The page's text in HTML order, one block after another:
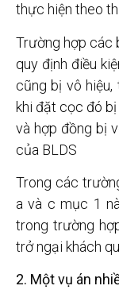
thực hiện theo
Trường hợp các
quy định điều
cũng bị vô
khi đặt cọc đó
và hợp đồng bị
của BLDS
Trong các
a và c mục 1
trong trường
trở ngại khách
2. Một vụ án